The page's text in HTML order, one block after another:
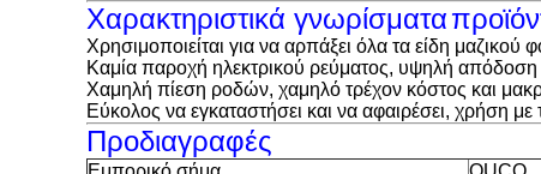
Χαρακτηριστικά γνωρίσματα
Χρησιμοποιείται για να αρπάξει όλα τα είδη
Καμία παροχή ηλεκτρικού ρεύματος, υψηλή απόδοση
Χαμηλή πίεση ροδών, χαμηλό τρέχον κόστος και
Εύκολος να εγκαταστήσει και να αφαιρέσει, χρήση με
Προδιαγραφές